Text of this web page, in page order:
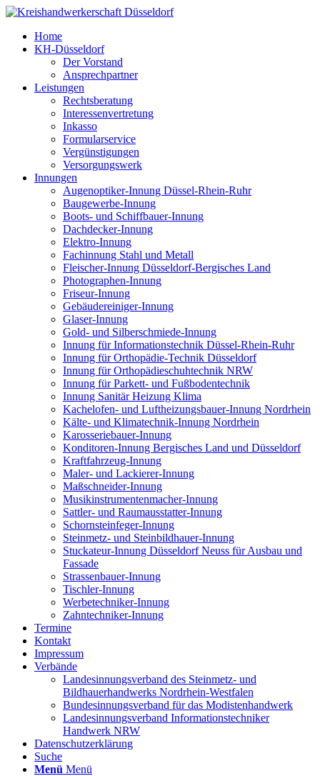
Home
KH-Düsseldorf
Der Vorstand
Ansprechpartner
Leistungen
Rechtsberatung
Interessenvertretung
Inkasso
Formularservice
Vergünstigungen
Versorgungswerk
Innungen
Augenoptiker-Innung Düssel-Rhein-Ruhr
Baugewerbe-Innung
Boots- und Schiffbauer-Innung
Dachdecker-Innung
Elektro-Innung
Fachinnung Stahl und Metall
Fleischer-Innung Düsseldorf-Bergisches Land
Photographen-Innung
Friseur-Innung
Gebäudereiniger-Innung
Glaser-Innung
Gold- und Silberschmiede-Innung
Innung für Informationstechnik Düssel-Rhein-Ruhr
Innung für Orthopädie-Technik Düsseldorf
Innung für Orthopädieschuhtechnik NRW
Innung für Parkett- und Fußbodentechnik
Innung Sanitär Heizung Klima
Kachelofen- und Luftheizungsbauer-Innung Nordrhein
Kälte- und Klimatechnik-Innung Nordrhein
Karosseriebauer-Innung
Konditoren-Innung Bergisches Land und Düsseldorf
Kraftfahrzeug-Innung
Maler- und Lackierer-Innung
Maßschneider-Innung
Musikinstrumentenmacher-Innung
Sattler- und Raumausstatter-Innung
Schornsteinfeger-Innung
Steinmetz- und Steinbildhauer-Innung
Stuckateur-Innung Düsseldorf Neuss für Ausbau und
Fassade
Strassenbauer-Innung
Tischler-Innung
Werbetechniker-Innung
Zahntechniker-Innung
Termine
Kontakt
Impressum
Verbände
Landesinnungsverband des Steinmetz- und
Bildhauerhandwerks Nordrhein-Westfalen
Bundesinnungsverband für das Modistenhandwerk
Landesinnungsverband Informationstechniker
Handwerk NRW
Datenschutzerklärung
Suche
Menü Menü